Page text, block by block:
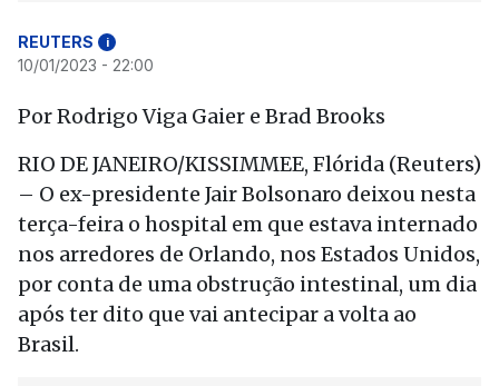
REUTERS i
10/01/2023 - 22:00
Por Rodrigo Viga Gaier e Brad Brooks
RIO DE JANEIRO/KISSIMMEE, Flórida (Reuters)
– O ex-presidente Jair Bolsonaro deixou nesta
terça-feira o hospital em que estava internado
nos arredores de Orlando, nos Estados Unidos,
por conta de uma obstrução intestinal, um dia
após ter dito que vai antecipar a volta ao
Brasil.